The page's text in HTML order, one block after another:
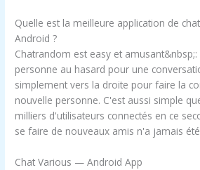
Quelle est la meilleure application de
Android ?
Chatrandom est easy et
personne au hasard pour une
simplement vers la droite pour faire la
nouvelle personne. C'est aussi simple
milliers d'utilisateurs connectés en ce
se faire de nouveaux amis n'a jamais
Chat Various — Android App